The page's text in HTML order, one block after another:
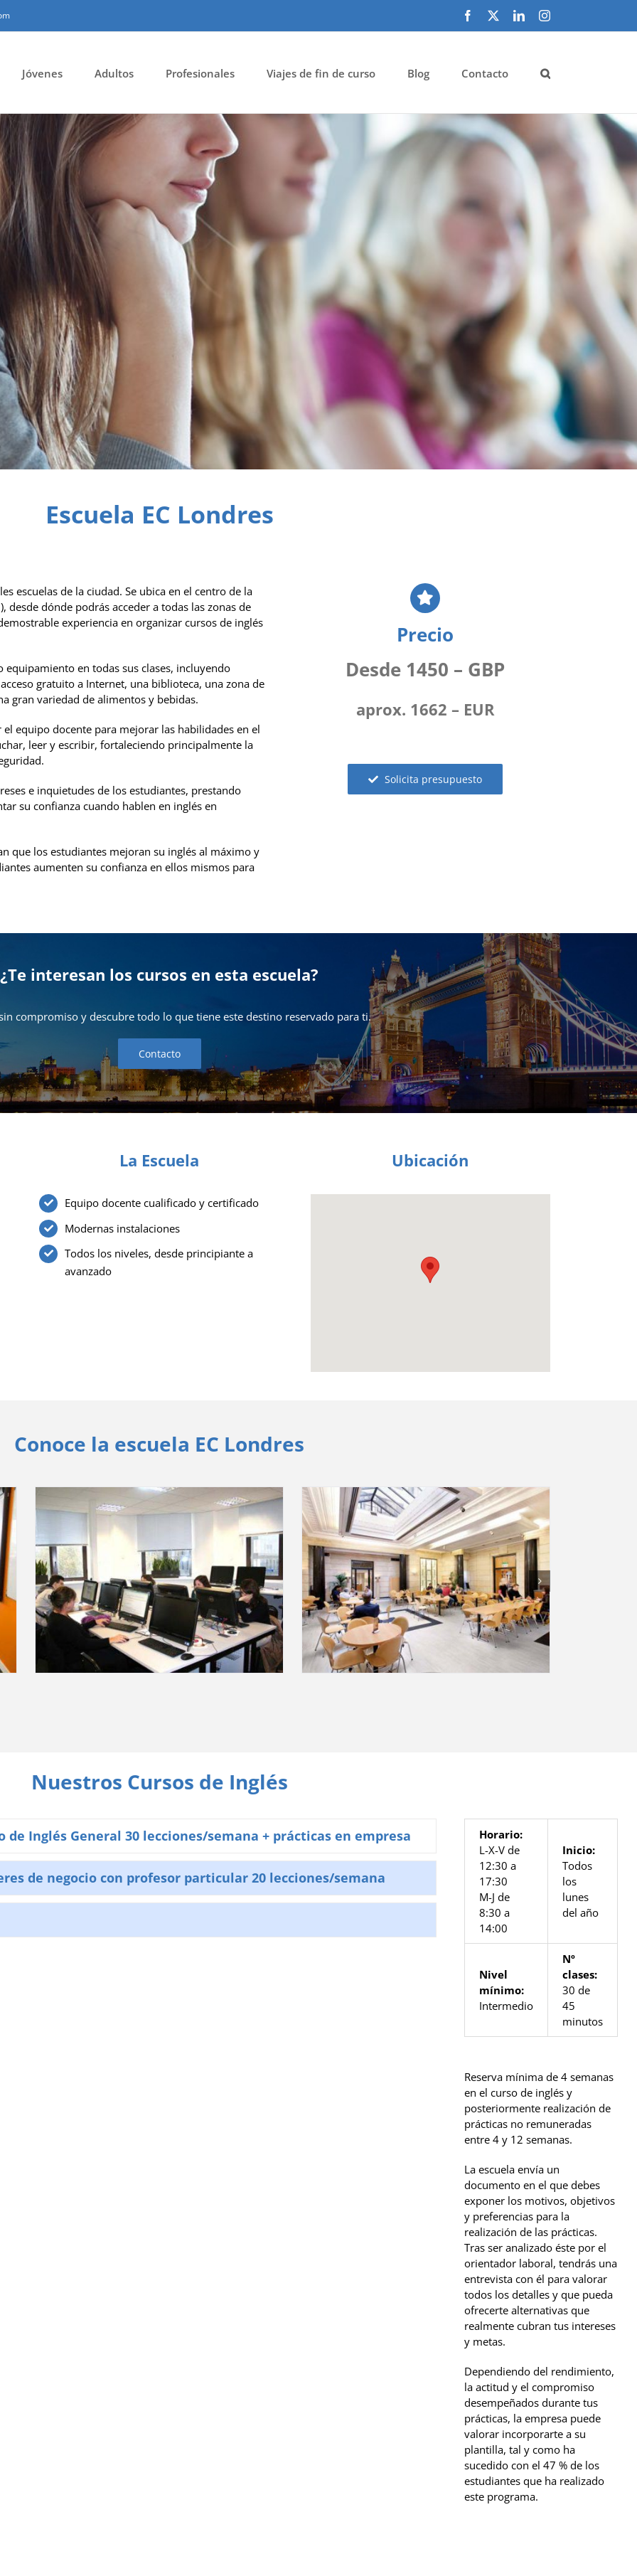
Facebook LinkedInInstagram
Jóvenes Adultos Profesionales Viajes de fin de curso Blog Contacto
Escuela EC Londres
escuelas de la ciudad. Se ubica en el centro de la
desde dónde podrás acceder a todas las zonas de
experiencia en organizar cursos de inglés
equipamiento en todas sus clases, incluyendo
gratuito a Internet, una biblioteca, una zona de
gran variedad de alimentos y bebidas.
equipo docente para mejorar las habilidades en el
leer y escribir, fortaleciendo principalmente la
e inquietudes de los estudiantes, prestando
su confianza cuando hablen en inglés en
que los estudiantes mejoran su inglés al máximo y
aumenten su confianza en ellos mismos para
Precio
Desde 1450 – GBP
aprox. 1662 – EUR
Solicita presupuesto
¿Te interesan los cursos en esta escuela?
compromiso y descubre todo lo que tiene este destino reservado para ti.
Contacto
La Escuela
Equipo docente cualificado y certificado
Modernas instalaciones
Todos los niveles, desde principiante a
avanzado
Ubicación
Conoce la escuela EC Londres
Nuestros Cursos de Inglés
de Inglés General 30 lecciones/semana + prácticas en empresa
de negocio con profesor particular 20 lecciones/semana
Horario:
L-X-V de
12:30 a
17:30
M-J de
8:30 a
14:00
Inicio:
Todos
los
lunes
del año
Nivel
mínimo:
Intermedio
Nº
clases:
30 de
45
minutos
Reserva mínima de 4 semanas
en el curso de inglés y
posteriormente realización de
prácticas no remuneradas
entre 4 y 12 semanas.
La escuela envía un
documento en el que debes
exponer los motivos, objetivos
y preferencias para la
realización de las prácticas.
Tras ser analizado éste por el
orientador laboral, tendrás una
entrevista con él para valorar
todos los detalles y que pueda
ofrecerte alternativas que
realmente cubran tus intereses
y metas.
Dependiendo del rendimiento,
la actitud y el compromiso
desempeñados durante tus
prácticas, la empresa puede
valorar incorporarte a su
plantilla, tal y como ha
sucedido con el 47 % de los
estudiantes que ha realizado
este programa.